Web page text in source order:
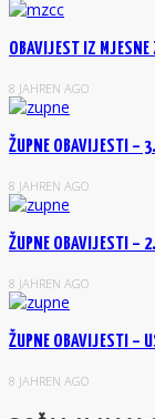
OBAVIJEST IZ MJESNE
8 JAHREN AGO
ŽUPNE OBAVIJESTI –
8 JAHREN AGO
ŽUPNE OBAVIJESTI –
8 JAHREN AGO
ŽUPNE OBAVIJESTI –
8 JAHREN AGO